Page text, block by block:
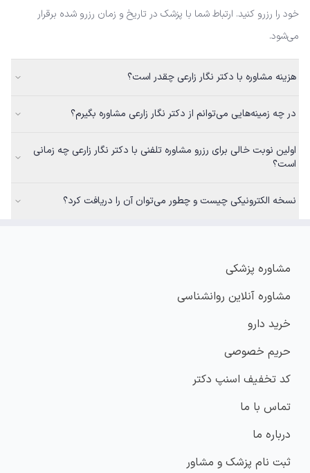
خود را رزرو کنید. ارتباط شما با پزشک در تاریخ و زمان رزرو شده برقرار
می‌شود.
هزینه مشاوره با دکتر نگار زارعی چقدر است؟
در چه زمینه‌هایی می‌توانم از دکتر نگار زارعی مشاوره بگیرم؟
اولین نوبت خالی برای رزرو مشاوره تلفنی با دکتر نگار زارعی چه زمانی
است؟
نسخه الکترونیکی چیست و چطور می‌توان آن را دریافت کرد؟
مشاوره پزشکی
مشاوره آنلاین روانشناسی
خرید دارو
حریم خصوصی
کد تخفیف اسنپ دکتر
تماس با ما
درباره ما
ثبت نام پزشک و مشاور